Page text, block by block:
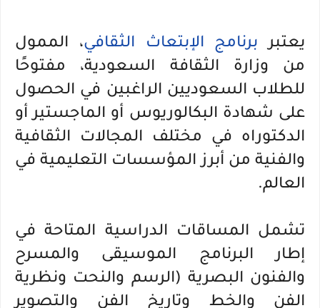
يعتبر برنامج الإبتعاث الثقافي، الممول
من وزارة الثقافة السعودية، مفتوحًا
للطلاب السعوديين الراغبين في الحصول
على شهادة البكالوريوس أو الماجستير أو
الدكتوراه في مختلف المجالات الثقافية
والفنية من أبرز المؤسسات التعليمية في
العالم.
تشمل المساقات الدراسية المتاحة في
إطار البرنامج الموسيقى والمسرح
والفنون البصرية (الرسم والنحت ونظرية
الفن والخط وتاريخ الفن والتصوير